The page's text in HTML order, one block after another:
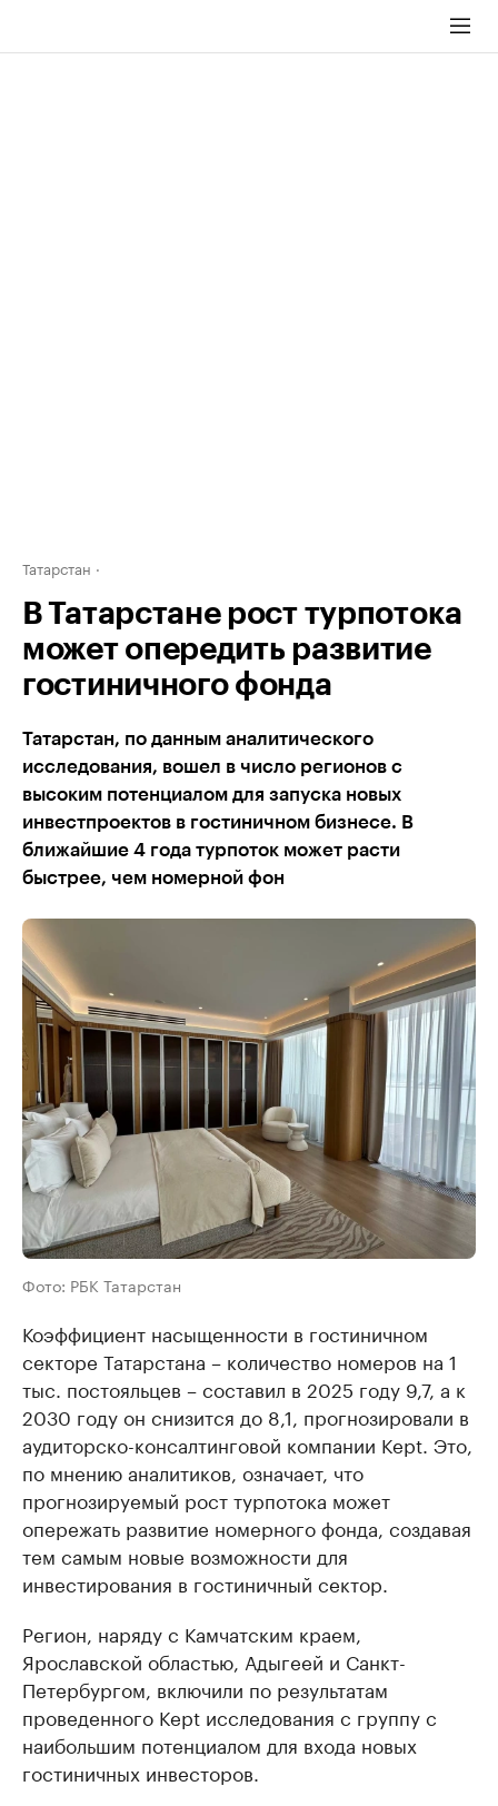
Татарстан
В Татарстане рост турпотока
может опередить развитие
гостиничного фонда
Татарстан, по данным аналитического
исследования, вошел в число регионов с
высоким потенциалом для запуска новых
инвестпроектов в гостиничном бизнесе. В
ближайшие 4 года турпоток может расти
быстрее, чем номерной фон
Фото: РБК Татарстан
Коэффициент насыщенности в гостиничном
секторе Татарстана – количество номеров на 1
тыс. постояльцев – составил в 2025 году 9,7, а к
2030 году он снизится до 8,1, прогнозировали в
аудиторско-консалтинговой компании Kept. Это,
по мнению аналитиков, означает, что
прогнозируемый рост турпотока может
опережать развитие номерного фонда, создавая
тем самым новые возможности для
инвестирования в гостиничный сектор.
Регион, наряду с Камчатским краем,
Ярославской областью, Адыгеей и Санкт-
Петербургом, включили по результатам
проведенного Kept исследования с группу с
наибольшим потенциалом для входа новых
гостиничных инвесторов.